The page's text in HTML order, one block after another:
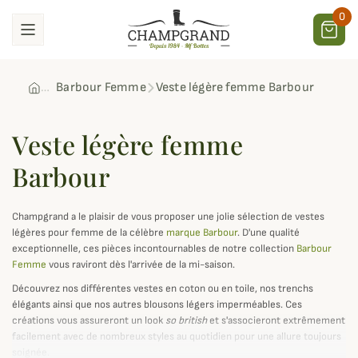
0
Barbour Femme Veste légère femme Barbour
Veste légère femme
Barbour
Champgrand a le plaisir de vous proposer une jolie sélection de vestes
légères pour femme de la célèbre marque Barbour. D'une qualité
exceptionnelle, ces pièces incontournables de notre collection Barbour
Femme vous raviront dès l'arrivée de la mi-saison.
Découvrez nos différentes vestes en coton ou en toile, nos trenchs
élégants ainsi que nos autres blousons légers imperméables. Ces
créations vous assureront un look so britishet s'associeront extrêmement
facilement avec de nombreux styles au quotidien pour une allure toujours